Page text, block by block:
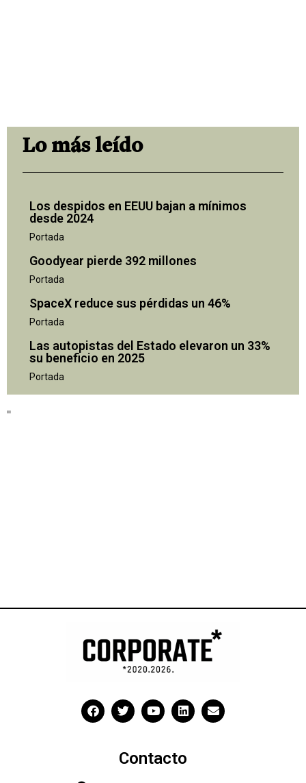
Lo más leído
Los despidos en EEUU bajan a mínimos
desde 2024
Portada
Goodyear pierde 392 millones
Portada
SpaceX reduce sus pérdidas un 46%
Portada
Las autopistas del Estado elevaron un 33%
su beneficio en 2025
Portada
"
Contacto